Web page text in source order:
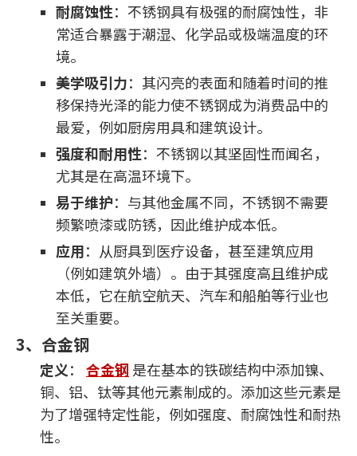
耐腐蚀性：不锈钢具有极强的耐腐蚀性，非
常适合暴露于潮湿、化学品或极端温度的环
境。
美学吸引力：其闪亮的表面和随着时间的推
移保持光泽的能力使不锈钢成为消费品中的
最爱，例如厨房用具和建筑设计。
强度和耐用性：不锈钢以其坚固性而闻名，
尤其是在高温环境下。
易于维护：与其他金属不同，不锈钢不需要
频繁喷漆或防锈，因此维护成本低。
应用：从厨具到医疗设备，甚至建筑应用
（例如建筑外墙）。由于其强度高且维护成
本低，它在航空航天、汽车和船舶等行业也
至关重要。
3、合金钢
定义： 合金钢 是在基本的铁碳结构中添加镍、
铜、铝、钛等其他元素制成的。添加这些元素是
为了增强特定性能，例如强度、耐腐蚀性和耐热
性。